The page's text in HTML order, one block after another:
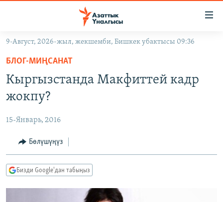
Навигацияга
өтүңүз
Издөөгө
салыңызКЫРГЫЗСТАН
ЭКОНОМИКА
МАДАНИЯТ
ДҮЙНӨ
БОРБОР АЗИЯ
УКРАИНА
АТАЙЫН ИЛИКТӨӨ
ТВ ПРОГРАММАЛАР
ЭКСПЕРТТЕР ТАЛДАЙТ
ӨЗГӨЧӨ ПИКИР
9-Август, 2026-жыл, жекшемби, Бишкек убактысы 09:36
БЛОГ-МИҢСАНАТ
Кыргызстанда Макфиттей кадр
жокпу?
15-Январь, 2016
Бөлүшүңүз
Бизди Google'дан табыңыз